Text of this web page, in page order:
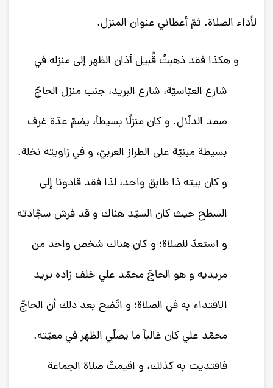
لأداء الصلاة. ثمّ أعطاني عنوان المنزل.
و هكذا فقد ذهبتُ قُبيل أذان الظهر إلى منزله في
شارع العبّاسيّة، شارع البريد، جنب منزل الحاجّ
صمد الدلّال. و كان منزلًا بسيطاً، يضمّ عدّة غرف
بسيطة مبنيّة على الطراز العربيّ، و في زاويته نخلة.
و كان بيته ذا طابق واحد، لذا فقد قادونا إلى
السطح حيث كان السيّد هناك و قد فرش‌ سجّادته
و استعدّ للصلاة؛ و كان هناك شخص واحد من
مريديه و هو الحاجّ محمّد علي خلف زاده يريد
الاقتداء به في الصلاة؛ و اتّضح بعد ذلك أن الحاجّ
محمّد علي كان غالباً ما يصلّي الظهر في معيّته.
فاقتديت به كذلك، و اقيمتْ صلاة الجماعة